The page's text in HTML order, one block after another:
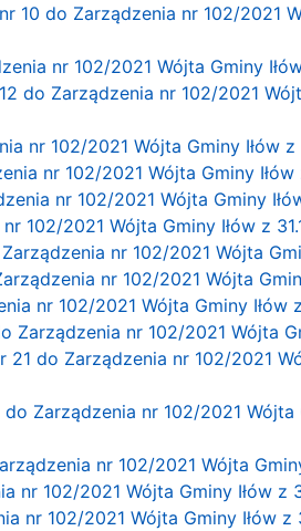
10 do Zarządzenia nr 102/2021
nr 102/2021 Wójta Gminy
do Zarządzenia nr 102/2021
nr 102/2021 Wójta Gminy Iłów z
nr 102/2021 Wójta Gminy Iłów
nr 102/2021 Wójta Gminy
102/2021 Wójta Gminy Iłów z
nr 102/2021 Wójta
nr 102/2021 Wójta
nr 102/2021 Wójta Gminy Iłów z
nr 102/2021 Wójta
do Zarządzenia nr 102/2021
Zarządzenia nr 102/2021 Wójta
nr 102/2021 Wójta
102/2021 Wójta Gminy Iłów z
nr 102/2021 Wójta Gminy Iłów z